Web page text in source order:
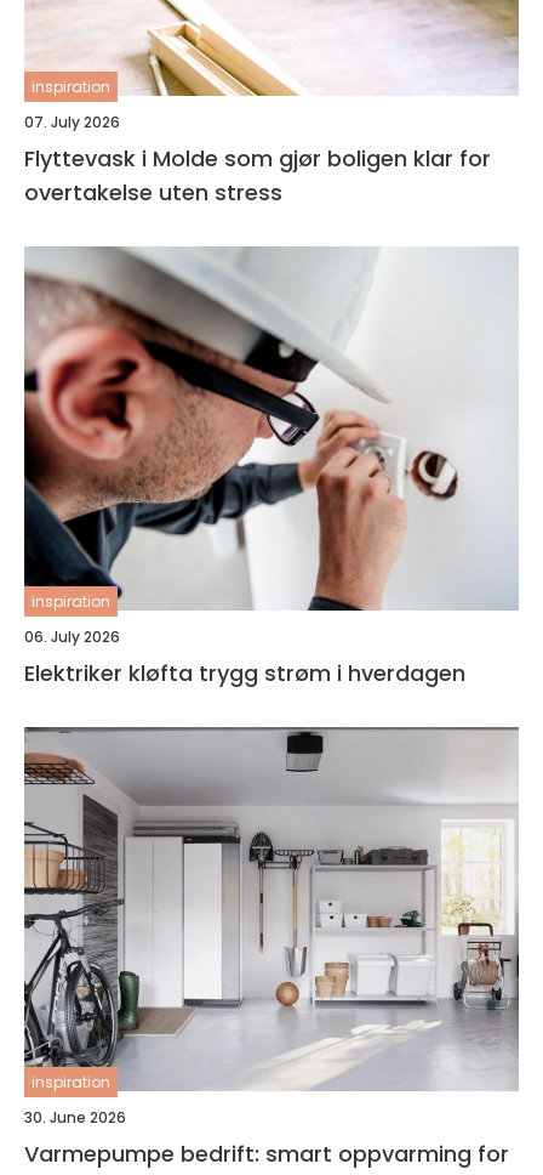
inspiration
07. July 2026
Flyttevask i Molde som gjør boligen klar for
overtakelse uten stress
inspiration
06. July 2026
Elektriker kløfta trygg strøm i hverdagen
inspiration
30. June 2026
Varmepumpe bedrift: smart oppvarming for